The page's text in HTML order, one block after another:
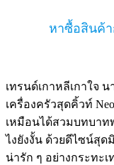
หาซื้อสินค้า
เทรนด์เกาหลีเกาใจ
เครื่องครัวสุดคิ้วท์
เหมือนได้สวมบทบาท
ไงยังงั้น ด้วยดีไซน์สุ
น่ารัก ๆ อย่างกระทะเ